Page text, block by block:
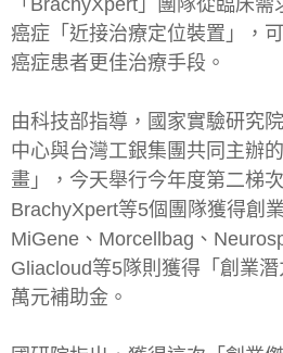
癌症「近接治療定位裝置」，
癌症患者更佳治療手段。
由科技部指導，國家實驗研究
中心與台灣工銀集團共同主辦
畫」，今天舉行今年度第二梯
BrachyXpert等5個團隊獲得創
MiGene、Morcellbag、
Gliacloud等5隊則獲得「創業
萬元補助金。